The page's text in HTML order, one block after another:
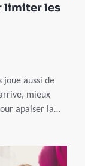
limiter les
joue aussi de
mieux
apaiser la